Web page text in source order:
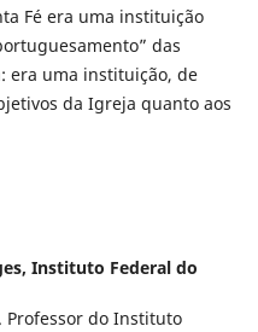
Fé era uma instituição
das
era uma instituição, de
da Igreja quanto aos
Instituto Federal do
Professor do Instituto